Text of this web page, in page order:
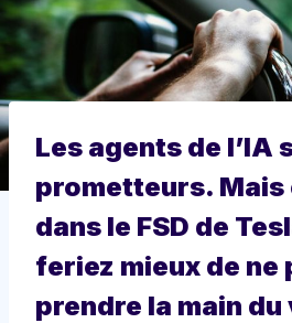
Les agents de l’IA
prometteurs. Mais
dans le FSD de
feriez mieux de ne
prendre la main